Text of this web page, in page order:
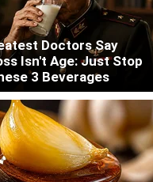
Doctors Say
Isn't Age: Just Stop
3 Beverages